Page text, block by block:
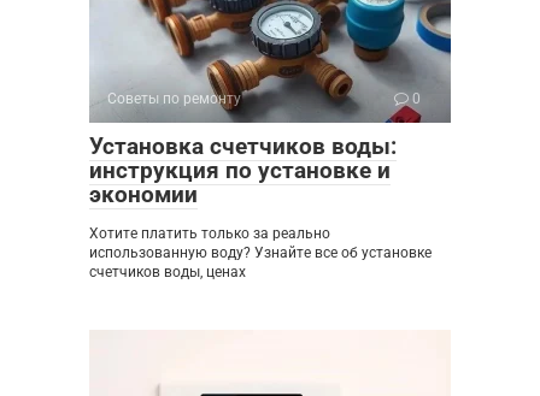
Советы по ремонту 0
Установка счетчиков воды:
инструкция по установке и
экономии
Хотите платить только за реально
использованную воду? Узнайте все об установке
счетчиков воды, ценах